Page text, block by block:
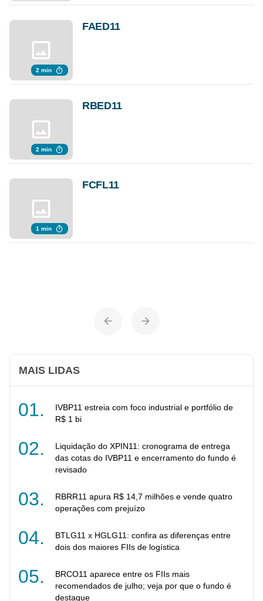
2 min
FAED11
2 min
RBED11
1 min
FCFL11
MAIS LIDAS
IVBP11 estreia com foco industrial e portfólio de
R$ 1 bi
Liquidação do XPIN11: cronograma de entrega
das cotas do IVBP11 e encerramento do fundo é
revisado
RBRR11 apura R$ 14,7 milhões e vende quatro
operações com prejuízo
BTLG11 x HGLG11: confira as diferenças entre
dois dos maiores FIIs de logística
BRCO11 aparece entre os FIIs mais
recomendados de julho; veja por que o fundo é
destaque